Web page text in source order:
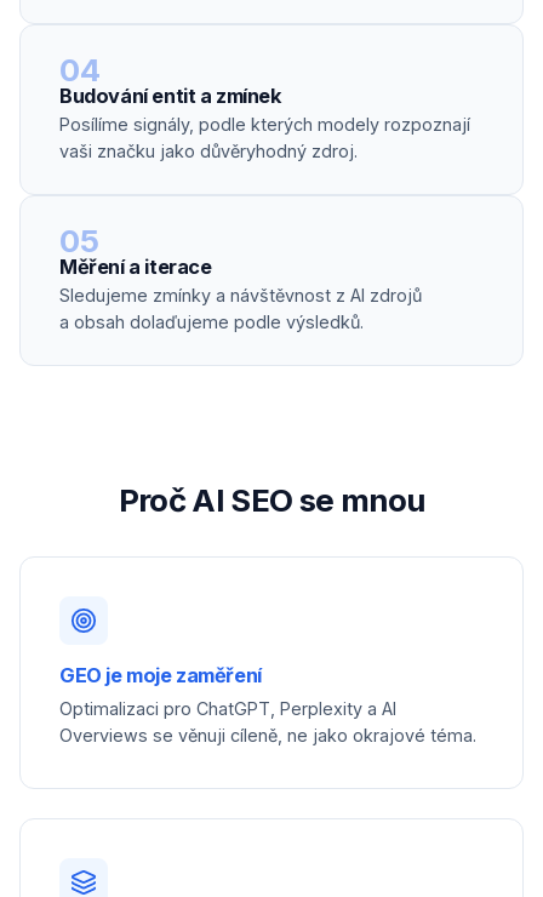
04
Budování entit a zmínek
Posílíme signály, podle kterých modely rozpoznají
vaši značku jako důvěryhodný zdroj.
05
Měření a iterace
Sledujeme zmínky a návštěvnost z AI zdrojů
a obsah dolaďujeme podle výsledků.
Proč AI SEO se mnou
GEO je moje zaměření
Optimalizaci pro ChatGPT, Perplexity a AI
Overviews se věnuji cíleně, ne jako okrajové téma.